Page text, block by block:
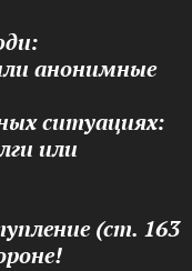
анонимные
ситуациях:
или
(ст. 163